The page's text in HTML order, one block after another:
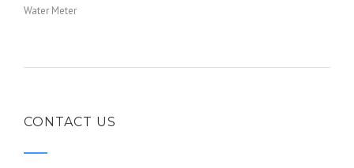
Water Meter
CONTACT US